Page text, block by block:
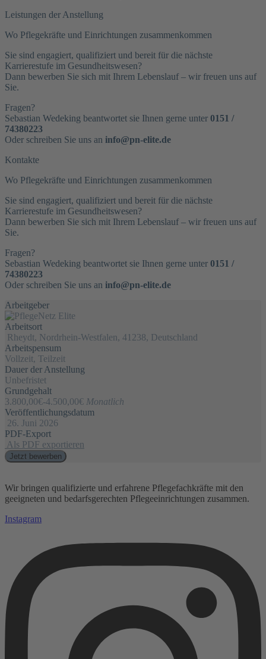
Leistungen der Anstellung
Wo Pflegekräfte und Einrichtungen zusammenkommen
Sie sind engagiert, qualifiziert und bereit für die nächste
Karrierestufe im Gesundheitswesen?
Dann bewerben Sie sich mit Ihrem Lebenslauf – wir freuen uns auf
Sie.
Fragen?
Sebastian Wedeking beantwortet sie Ihnen gerne unter 0151 /
74380223
Oder schreiben Sie uns an info@pn-elite.de
Kontakte
Wo Pflegekräfte und Einrichtungen zusammenkommen
Sie sind engagiert, qualifiziert und bereit für die nächste
Karrierestufe im Gesundheitswesen?
Dann bewerben Sie sich mit Ihrem Lebenslauf – wir freuen uns auf
Sie.
Fragen?
Sebastian Wedeking beantwortet sie Ihnen gerne unter 0151 /
74380223
Oder schreiben Sie uns an info@pn-elite.de
Arbeitgeber
Arbeitsort
Rheydt, Nordrhein-Westfalen, 41238, Deutschland
Arbeitspensum
Vollzeit, Teilzeit
Dauer der Anstellung
Unbefristet
Grundgehalt
3.800,00€-4.500,00€ Monatlich
Veröffentlichungsdatum
26. Juni 2026
PDF-Export
Als PDF exportieren
Jetzt bewerben
Wir bringen qualifizierte und erfahrene Pflegefachkräfte mit den
geeigneten und bedarfsgerechten Pflegeeinrichtungen zusammen.
Instagram